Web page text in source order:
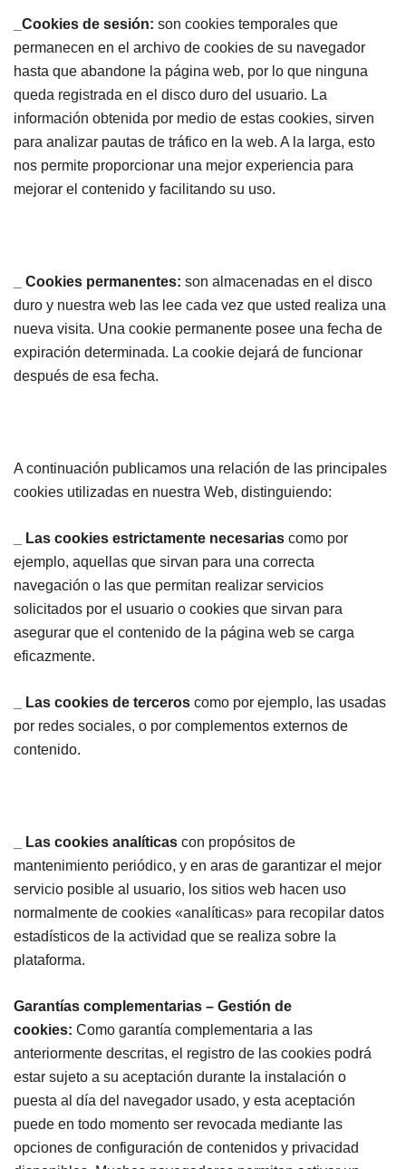
_Cookies de sesión: son cookies temporales que
permanecen en el archivo de cookies de su navegador
hasta que abandone la página web, por lo que ninguna
queda registrada en el disco duro del usuario. La
información obtenida por medio de estas cookies, sirven
para analizar pautas de tráfico en la web. A la larga, esto
nos permite proporcionar una mejor experiencia para
mejorar el contenido y facilitando su uso.
_ Cookies permanentes: son almacenadas en el disco
duro y nuestra web las lee cada vez que usted realiza una
nueva visita. Una cookie permanente posee una fecha de
expiración determinada. La cookie dejará de funcionar
después de esa fecha.
A continuación publicamos una relación de las principales
cookies utilizadas en nuestra Web, distinguiendo:
_ Las cookies estrictamente necesarias como por
ejemplo, aquellas que sirvan para una correcta
navegación o las que permitan realizar servicios
solicitados por el usuario o cookies que sirvan para
asegurar que el contenido de la página web se carga
eficazmente.
_ Las cookies de terceros como por ejemplo, las usadas
por redes sociales, o por complementos externos de
contenido.
_ Las cookies analíticas con propósitos de
mantenimiento periódico, y en aras de garantizar el mejor
servicio posible al usuario, los sitios web hacen uso
normalmente de cookies «analíticas» para recopilar datos
estadísticos de la actividad que se realiza sobre la
plataforma.
Garantías complementarias – Gestión de
cookies: Como garantía complementaria a las
anteriormente descritas, el registro de las cookies podrá
estar sujeto a su aceptación durante la instalación o
puesta al día del navegador usado, y esta aceptación
puede en todo momento ser revocada mediante las
opciones de configuración de contenidos y privacidad